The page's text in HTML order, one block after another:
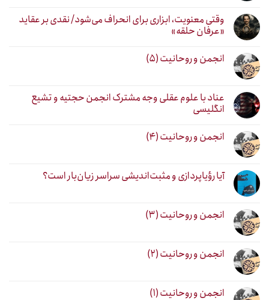
وقتی معنویت، ابزاری برای انحراف می‌شود/ نقدی بر عقاید
«عرفان حلقه»
انجمن و روحانیت (۵)
عناد با علوم عقلی وجه مشترک انجمن حجتیه و تشیع
انگلیسی
انجمن و روحانیت (۴)
آیا رؤیاپردازی و مثبت‌اندیشی سراسر زیان‌بار است؟
انجمن و روحانیت (۳)
انجمن و روحانیت (۲)
انجمن و روحانیت (۱)